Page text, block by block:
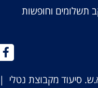
תשלומים וחופשות
סיעוד מקבוצת נטלי |